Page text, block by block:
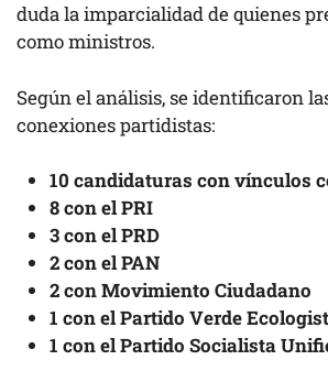
duda la imparcialidad de quienes
como ministros.
Según el análisis, se identificaron
conexiones partidistas:
10 candidaturas con vínculos
8 con el PRI
3 con el PRD
2 con el PAN
2 con Movimiento Ciudadano
1 con el Partido Verde
1 con el Partido Socialista